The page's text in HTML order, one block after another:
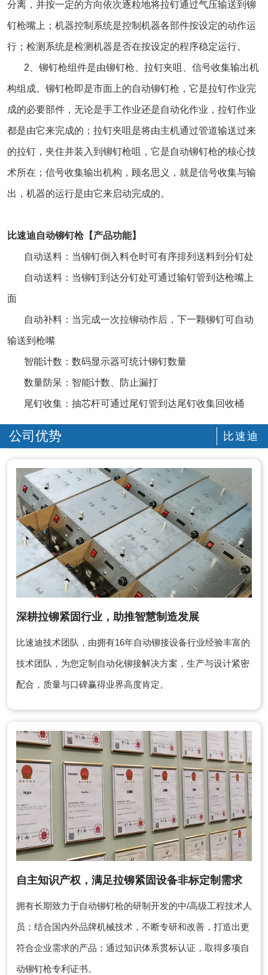
分离，并按一定的方向依次逐粒地将拉钉通过气压输送到铆
钉枪嘴上；机器控制系统是控制机器各部件按设定的动作运
行；检测系统是检测机器是否在按设定的程序稳定运行。
2、铆钉枪组件是由铆钉枪、拉钉夹咀、信号收集输出机
构组成。铆钉枪即是市面上的自动铆钉枪，它是拉钉作业完
成的必要部件，无论是手工作业还是自动化作业，拉钉作业
都是由它来完成的；拉钉夹咀是将由主机通过管道输送过来
的拉钉，夹住并装入到铆钉枪咀，它是自动铆钉枪的核心技
术所在；信号收集输出机构，顾名思义，就是信号收集与输
出，机器的运行是由它来启动完成的。
比速迪自动铆钉枪【产品功能】
自动送料：当铆钉倒入料仓时可有序排列送料到分钉处
自动送料：当铆钉到达分钉处可通过输钉管到达枪嘴上
面
自动补料：当完成一次拉铆动作后，下一颗铆钉可自动
输送到枪嘴
智能计数：数码显示器可统计铆钉数量
数量防呆：智能计数、防止漏打
尾钉收集：抽芯杆可通过尾钉管到达尾钉收集回收桶
公司优势 比速迪
深耕拉铆紧固行业，助推智慧制造发展
比速迪技术团队，由拥有16年自动铆接设备行业经验丰富的
技术团队，为您定制自动化铆接解决方案，生产与设计紧密
配合，质量与口碑赢得业界高度肯定。
自主知识产权，满足拉铆紧固设备非标定制需求
拥有长期致力于自动铆钉枪的研制开发的中/高级工程技术人
员；结合国内外品牌机械技术，不断专研和改善，打造出更
符合企业需求的产品；通过知识体系贯标认证，取得多项自
动铆钉枪专利证书。